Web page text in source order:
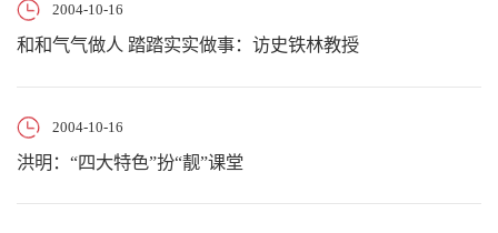
2004-10-16
和和气气做人 踏踏实实做事：访史铁林教授
2004-10-16
洪明：“四大特色”扮“靓”课堂